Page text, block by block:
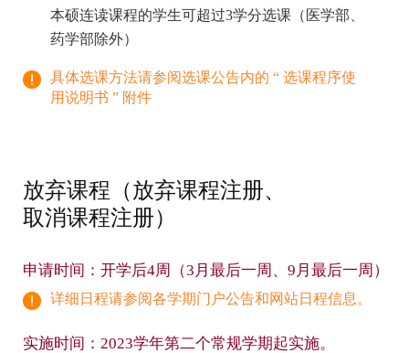
本硕连读课程的学生可超过3学分选课（医学部、
药学部除外）
具体选课方法请参阅选课公告内的 “ 选课程序使
用说明书 ” 附件
放弃课程（放弃课程注册、
取消课程注册）
申请时间：开学后4周（3月最后一周、9月最后一周）
详细日程请参阅各学期门户公告和网站日程信息。
实施时间：2023学年第二个常规学期起实施。